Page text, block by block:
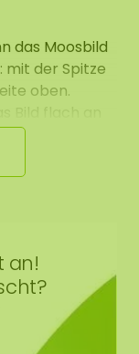
das Moosbild
mit der Spitze
oben.
hinter dem
Haken
Kleber
an!